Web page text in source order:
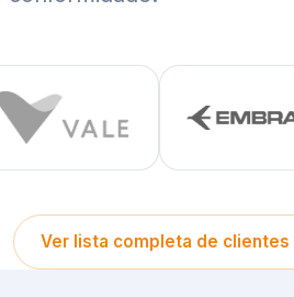
Ver lista completa de clientes